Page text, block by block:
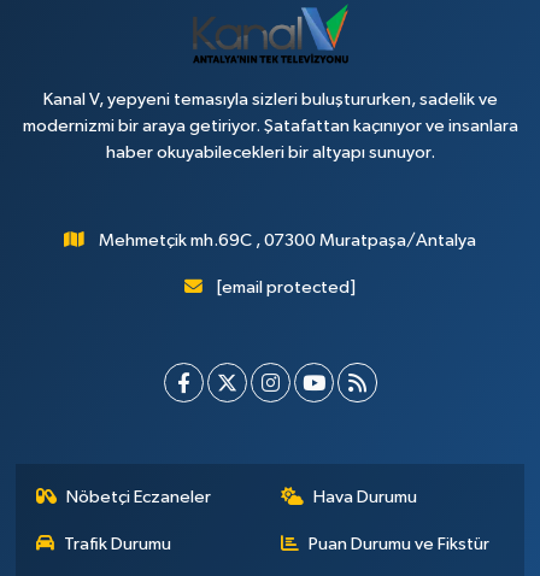
Kanal V, yepyeni temasıyla sizleri buluştururken, sadelik ve
modernizmi bir araya getiriyor. Şatafattan kaçınıyor ve insanlara
haber okuyabilecekleri bir altyapı sunuyor.
Mehmetçik mh.69C , 07300 Muratpaşa/Antalya
[email protected]
Nöbetçi Eczaneler Hava Durumu
Trafik Durumu Puan Durumu ve Fikstür